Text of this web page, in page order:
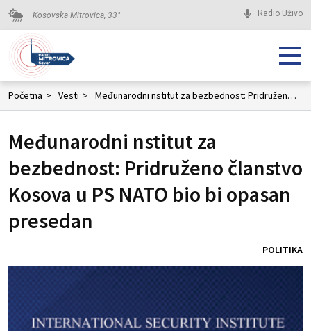
Kosovska Mitrovica, 33° Radio Uživo
Početna > Vesti > Međunarodni nstitut za bezbednost: Pridruženo članstvo Kosova u PS NATO bio bi opasan presedan
Međunarodni nstitut za
bezbednost: Pridruženo članstvo
Kosova u PS NATO bio bi opasan
presedan
POLITIKA